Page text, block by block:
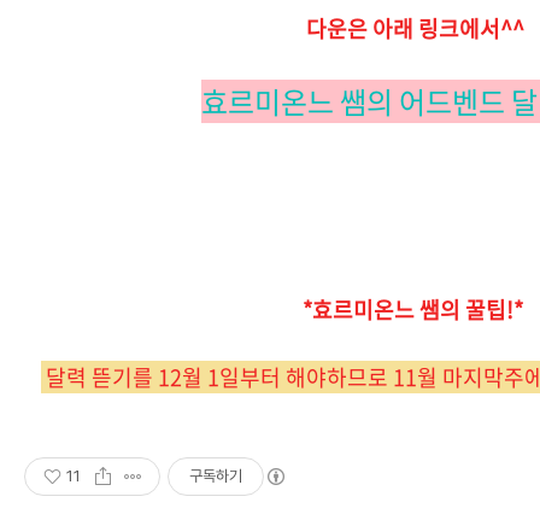
다운은 아래 링크에서^^
효르미온느 쌤의 어드벤드
*효르미온느 쌤의 꿀팁!*
달력 뜯기를 12월 1일부터 해야하므로 11월 마지막주
11 구독하기